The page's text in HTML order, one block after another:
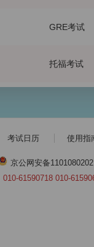
GRE考试
托福考试
考试日历 使用指
京公网安备
010-61590718 010-